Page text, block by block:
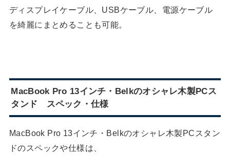
ディスプレイケーブル、USBケーブル、電源ケーブル
を綺麗にまとめることも可能。
MacBook Pro 13インチ・Belkのオシャレ木製PCス
タンド スペック・仕様
MacBook Pro 13インチ・Belkのオシャレ木製PCスタン
ドのスペックや仕様は、